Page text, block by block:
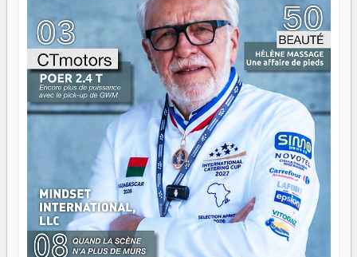
n'est pas un combat de générations — c'est une question
d'équipage. Partagez vos réussites, mais aussi vos échecs.
Surtout vos échecs, d'ailleurs — ils enseignent mieux que
n'importe quel manuel. À Madagascar, la barque avance.
Il faut juste s'assurer que tout le monde rame dans le
même sens.